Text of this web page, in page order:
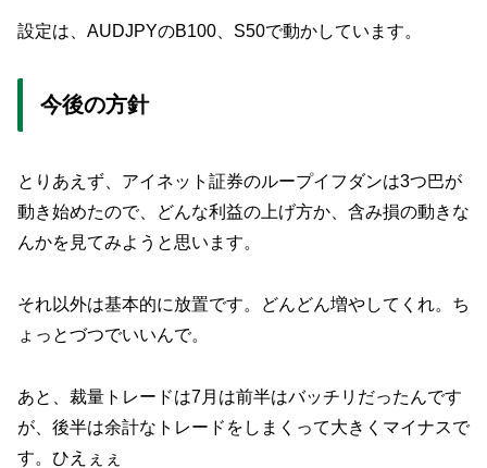
設定は、AUDJPYのB100、S50で動かしています。
今後の方針
とりあえず、アイネット証券のループイフダンは3つ巴が
動き始めたので、どんな利益の上げ方か、含み損の動きな
んかを見てみようと思います。
それ以外は基本的に放置です。どんどん増やしてくれ。ち
ょっとづつでいいんで。
あと、裁量トレードは7月は前半はバッチリだったんです
が、後半は余計なトレードをしまくって大きくマイナスで
す。ひえぇぇ